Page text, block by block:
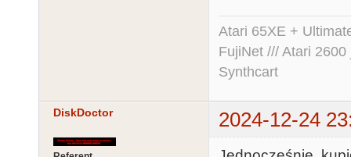
Atari 65XE +
FujiNet /// Atari
Synthcart
DiskDoctor 2024-12-24